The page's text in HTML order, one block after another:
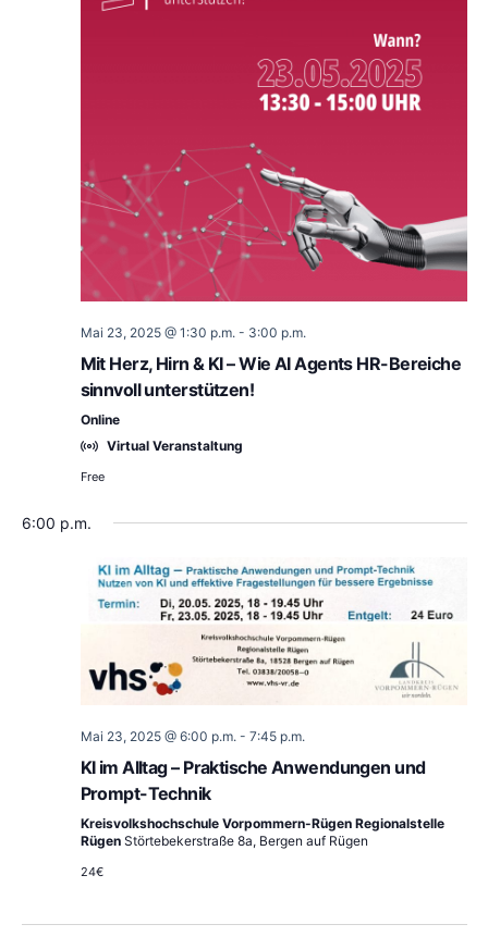
Mai 23, 2025 @ 1:30 p.m. - 3:00 p.m.
Mit Herz, Hirn & KI – Wie AI Agents HR-Bereiche
sinnvoll unterstützen!
Online
Virtual Veranstaltung
Free
6:00 p.m.
Mai 23, 2025 @ 6:00 p.m. - 7:45 p.m.
KI im Alltag – Praktische Anwendungen und
Prompt-Technik
Kreisvolkshochschule Vorpommern-Rügen Regionalstelle
Rügen Störtebekerstraße 8a, Bergen auf Rügen
24€